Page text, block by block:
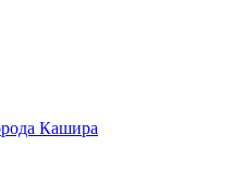
Кашира